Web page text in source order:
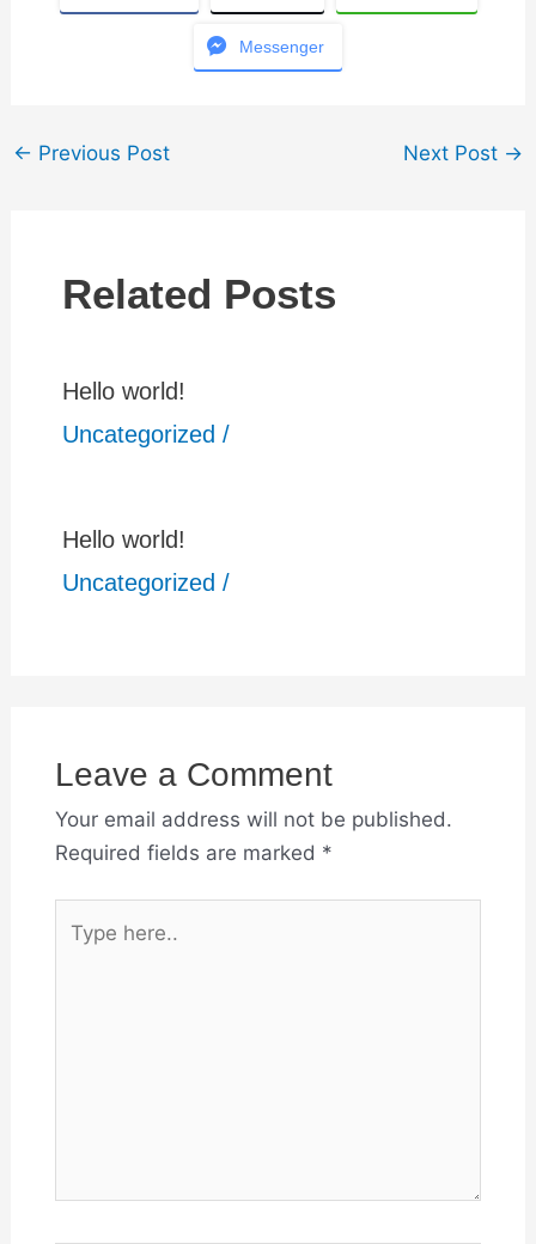
Messenger
← Previous Post Next Post →
Related Posts
Hello world!
Uncategorized /
Hello world!
Uncategorized /
Leave a Comment
Your email address will not be published.
Required fields are marked *
here..